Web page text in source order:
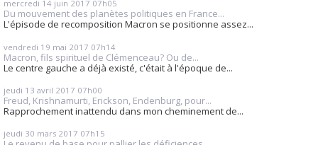
mercredi 14 juin 2017 07h05
Du mouvement des planètes politiques en France...
L'épisode de recomposition Macron se positionne assez...
vendredi 19 mai 2017 07h14
Macron, fils spirituel de Clémenceau? Ou de...
Le centre gauche a déjà existé, c'était à l'époque de...
jeudi 13 avril 2017 07h00
Freud, Krishnamurti, Erickson, Endenburg, pour...
Rapprochement inattendu dans mon cheminement de...
jeudi 30 mars 2017 07h15